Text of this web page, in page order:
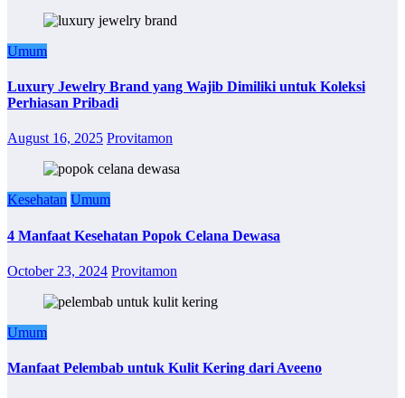
Umum
Luxury Jewelry Brand yang Wajib Dimiliki untuk Koleksi
Perhiasan Pribadi
August 16, 2025 Provitamon
Kesehatan Umum
4 Manfaat Kesehatan Popok Celana Dewasa
October 23, 2024 Provitamon
Umum
Manfaat Pelembab untuk Kulit Kering dari Aveeno